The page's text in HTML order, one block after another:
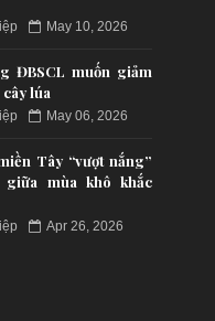
May 10, 2026
ĐBSCL muốn giảm
cây lúa
May 06, 2026
Tây “vượt nắng”
mùa khô khắc
Apr 26, 2026